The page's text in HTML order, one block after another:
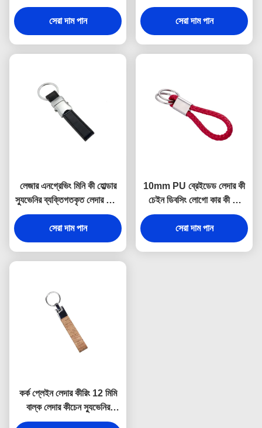
Doming
সেরা দাম পান
সেরা দাম পান
লেজার এনগ্রেভিং মিনি কী হোল্ডার
স্যুভেনির ব্যক্তিগতকৃত লেদার কীরিং
9 মিমি পুরুত্ব
সেরা দাম পান
10mm PU ব্রেইডেড লেদার কী
চেইন ডিবসিং লোগো কার কী রিং
হোল্ডার
সেরা দাম পান
কর্ক প্লেইন লেদার কীরিং 12 মিমি
বাল্ক লেদার কীচেন স্যুভেনির
বিজ্ঞাপন উপহার